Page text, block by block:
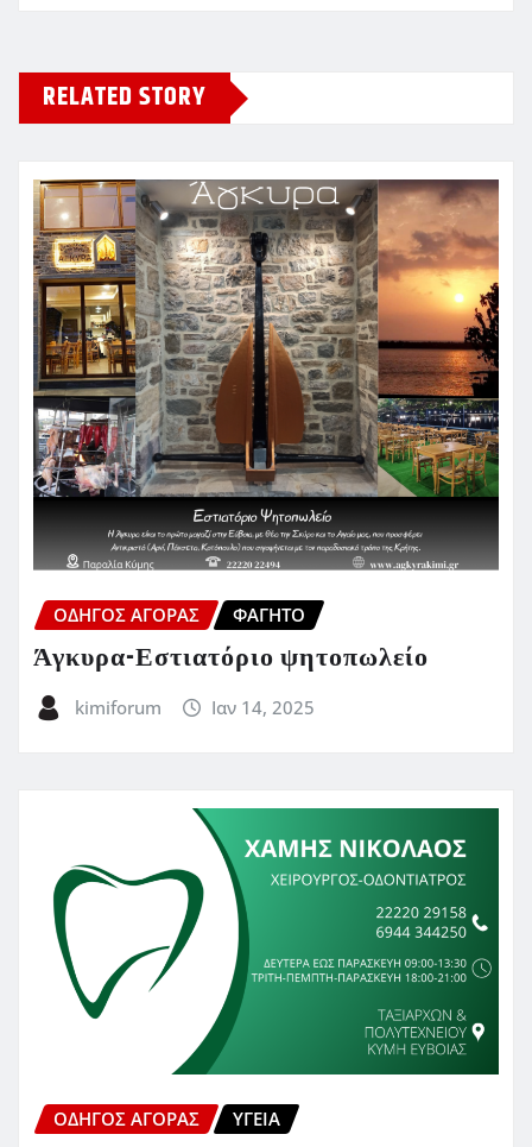
RELATED STORY
ΟΔΗΓΌΣ ΑΓΟΡΆΣ ΦΑΓΗΤΌ
Άγκυρα-Εστιατόριο ψητοπωλείο
kimiforum Ιαν 14, 2025
ΟΔΗΓΌΣ ΑΓΟΡΆΣ ΥΓΕΊΑ